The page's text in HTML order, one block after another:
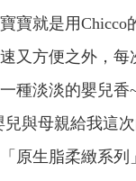
寶就是用Chicco
又方便之外，每
種淡淡的嬰兒香
兒與母親給我這
原生脂柔緻系列